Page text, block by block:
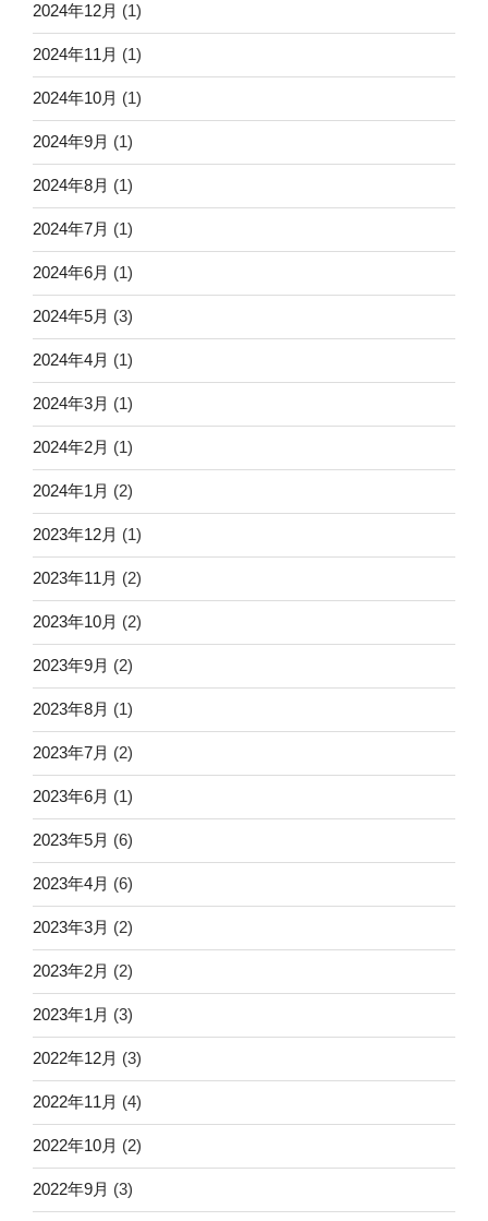
2024年12月 (1)
2024年11月 (1)
2024年10月 (1)
2024年9月 (1)
2024年8月 (1)
2024年7月 (1)
2024年6月 (1)
2024年5月 (3)
2024年4月 (1)
2024年3月 (1)
2024年2月 (1)
2024年1月 (2)
2023年12月 (1)
2023年11月 (2)
2023年10月 (2)
2023年9月 (2)
2023年8月 (1)
2023年7月 (2)
2023年6月 (1)
2023年5月 (6)
2023年4月 (6)
2023年3月 (2)
2023年2月 (2)
2023年1月 (3)
2022年12月 (3)
2022年11月 (4)
2022年10月 (2)
2022年9月 (3)